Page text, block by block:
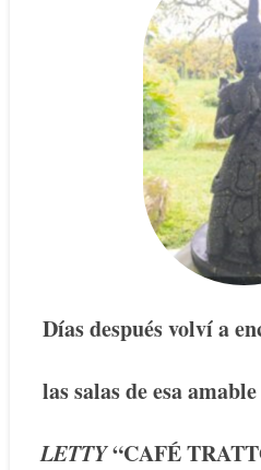
Días después volví a
las salas de esa
LETTY“CAFÉ